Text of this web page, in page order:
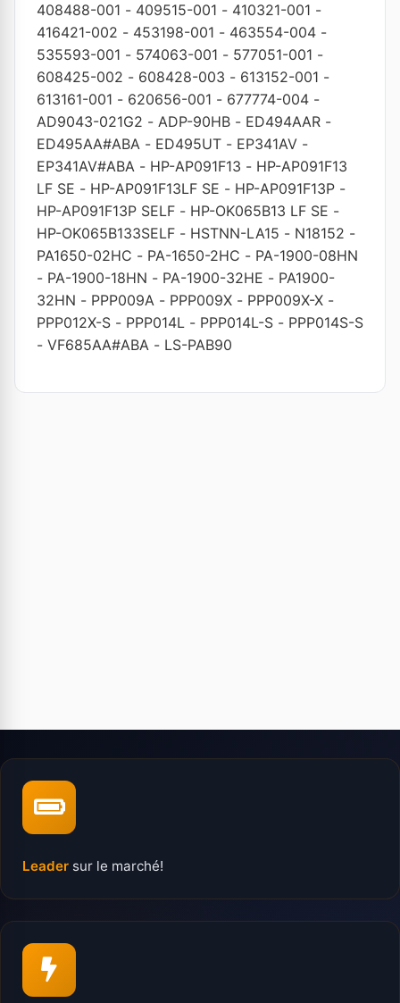
408488-001 - 409515-001 - 410321-001 -
416421-002 - 453198-001 - 463554-004 -
535593-001 - 574063-001 - 577051-001 -
608425-002 - 608428-003 - 613152-001 -
613161-001 - 620656-001 - 677774-004 -
AD9043-021G2 - ADP-90HB - ED494AAR -
ED495AA#ABA - ED495UT - EP341AV -
EP341AV#ABA - HP-AP091F13 - HP-AP091F13
LF SE - HP-AP091F13LF SE - HP-AP091F13P -
HP-AP091F13P SELF - HP-OK065B13 LF SE -
HP-OK065B133SELF - HSTNN-LA15 - N18152 -
PA1650-02HC - PA-1650-2HC - PA-1900-08HN
- PA-1900-18HN - PA-1900-32HE - PA1900-
32HN - PPP009A - PPP009X - PPP009X-X -
PPP012X-S - PPP014L - PPP014L-S - PPP014S-S
- VF685AA#ABA - LS-PAB90
Leader sur le marché!